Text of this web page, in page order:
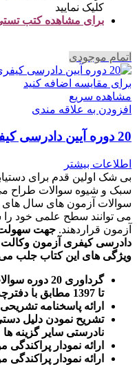
کلیک نمایید
برای مشاهده کتب
اتمام موجودی
برای مقایسه اضافه کنید
مشاهده سریع
افزودن به علاقه مندی
20 دوره آیین دادرسی کیفری آزمون وکالت – چتردانش
اطلاعات بیشتر
بی شک اولین قدم برای
سبک و شیوه سوالات طراح می
سوالات آزمون های سال های
می توانند سطح علمی خود را
آزمون قراردهند.
دادرسی کیفری آزمون وکالت
ویژگی های این کتاب جلب می
تا 1397 مطابق با دفترچه ارائه شده از سوی سازمان سنجش
ارائه پاسخنامه
تشریح نمودن دلیل
نادرستی سایر گزینه ها
ارائه نمودار
رائه نمودار